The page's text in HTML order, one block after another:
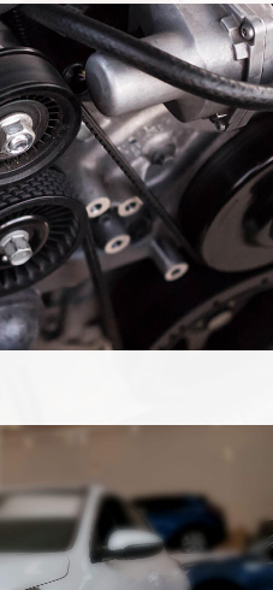
w zakresie wszelkich
samochodowych oraz